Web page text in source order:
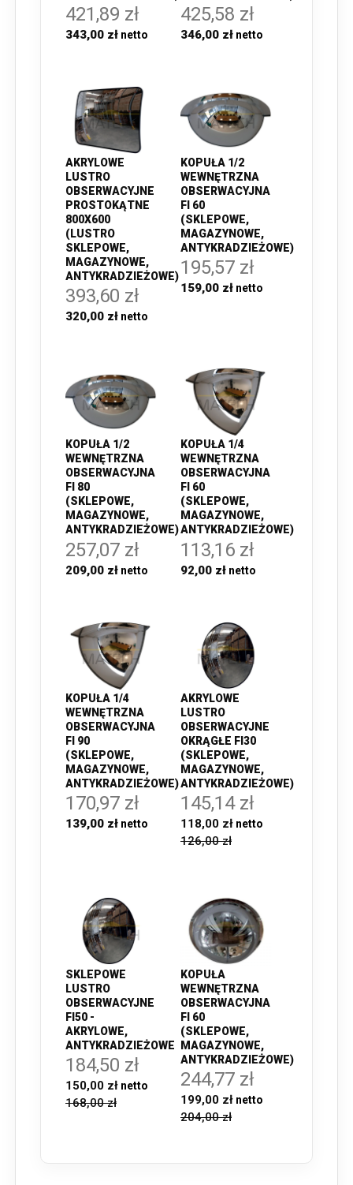
421,89 zł
343,00 zł
425,58 zł
346,00 zł
AKRYLOWE
LUSTRO
OBSERWACYJNE
PROSTOKĄTNE
800X600
(LUSTRO
SKLEPOWE,
MAGAZYNOWE,
ANTYKRADZIEŻOWE)
393,60 zł
320,00 zł
KOPUŁA 1/2
WEWNĘTRZNA
OBSERWACYJNA
FI 60
(SKLEPOWE,
MAGAZYNOWE,
ANTYKRADZIEŻOWE)
195,57 zł
159,00 zł
KOPUŁA 1/2
WEWNĘTRZNA
OBSERWACYJNA
FI 80
(SKLEPOWE,
MAGAZYNOWE,
ANTYKRADZIEŻOWE)
257,07 zł
209,00 zł
KOPUŁA 1/4
WEWNĘTRZNA
OBSERWACYJNA
FI 60
(SKLEPOWE,
MAGAZYNOWE,
ANTYKRADZIEŻOWE)
113,16 zł
92,00 zł
KOPUŁA 1/4
WEWNĘTRZNA
OBSERWACYJNA
FI 90
(SKLEPOWE,
MAGAZYNOWE,
ANTYKRADZIEŻOWE)
170,97 zł
139,00 zł
AKRYLOWE
LUSTRO
OBSERWACYJNE
OKRĄGŁE FI30
(SKLEPOWE,
MAGAZYNOWE,
ANTYKRADZIEŻOWE)
145,14 zł
118,00 zł
126,00 zł
SKLEPOWE
LUSTRO
OBSERWACYJNE
FI50 -
AKRYLOWE,
ANTYKRADZIEŻOWE
184,50 zł
150,00 zł
168,00 zł
KOPUŁA
WEWNĘTRZNA
OBSERWACYJNA
FI 60
(SKLEPOWE,
MAGAZYNOWE,
ANTYKRADZIEŻOWE)
244,77 zł
199,00 zł
204,00 zł